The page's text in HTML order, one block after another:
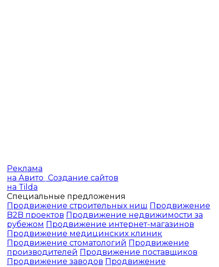
Реклама
на Авито Создание сайтов
на Tilda
Специальные предложения
Продвижение строительных ниш Продвижение
B2B проектов Продвижение недвижимости за
рубежом Продвижение интернет-магазинов
Продвижение медицинских клиник
Продвижение стоматологий Продвижение
производителей Продвижение поставщиков
Продвижение заводов Продвижение